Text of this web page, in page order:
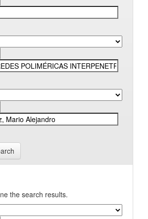
the search results.